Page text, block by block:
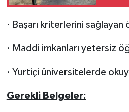
· Başarı kriterlerini sağlayan
· Maddi imkanları yetersiz
· Yurtiçi üniversitelerde
Gerekli Belgeler: